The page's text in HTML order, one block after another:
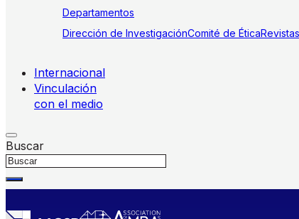
Departamentos
Dirección de InvestigaciónComité de ÉticaRevistas
Internacional
Vinculación
con el medio
Buscar